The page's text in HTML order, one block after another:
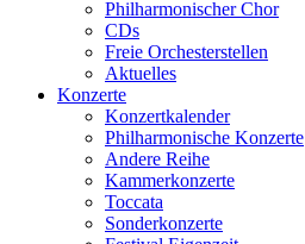
Philharmonischer Chor
CDs
Freie Orchesterstellen
Aktuelles
Konzerte
Konzertkalender
Philharmonische Konzerte
Andere Reihe
Kammerkonzerte
Toccata
Sonderkonzerte